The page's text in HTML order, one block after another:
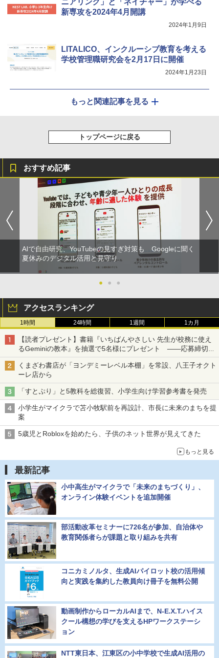
ニアリング」と「ネイチャー」が学べる
新専攻を2024年4月開講
2024年1月9日
LITALICO、インクルーシブ教育を考える
学校管理職研究会を2月17日に開催
2024年1月23日
もっと関連記事を見る
トップページに戻る
おすすめ記事
AIで自由研究、YouTubeの見すぎ対策も Googleに聞く
夏休みのデジタル活用と見守り
● ● ●
アクセスランキング
1時間 24時間 1週間 1カ月
【読者プレゼント】書籍『いちばんやさしい 先生が校務に使え
るGeminiの教本』を抽選で5名様にプレゼント ――応募締切は
2026年8月12日（水）まで
くまざわ書店が「ヨンデミーレベル本棚」を常設、八王子オクト
ーレ店から
「すとぷり」と5教科を総復習、小学生向け学習参考書を発売
小学生がマイクラで苫小牧駅前を再設計、市長に未来のまちを提
案
5歳児とRobloxを始めたら、子供のネット世界が見えてきた
もっと見る
最新記事
小中高生がマイクラで「未来のまちづくり」、
オンライン体験イベントを追加開催
部活動改革セミナーに726名が参加、自治体や
教育関係者らが課題と取り組みを共有
コニカミノルタ、生成AIパイロット校の活用傾
向と実践を集約した教員向け冊子を無料公開
動画制作からローカルAIまで、N-E.X.T.ハイス
クール構想の学びを支えるHPワークステーシ
ョン
NTT東日本、江東区の小中学校で生成AI活用の